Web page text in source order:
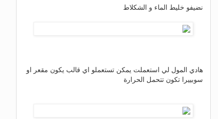
نضيفو خليط الماء و الشكلاط
هادي المول لي استعملت يمكن تستعملو اي قالب يكون مقعر او
سوبييرا تكون تتحمل الحرارة